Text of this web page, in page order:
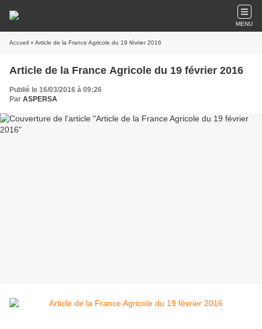
MENU
Accueil » Article de la France Agricole du 19 février 2016
Article de la France Agricole du 19 février 2016
Publié le 16/03/2016 à 09:26
Par ASPERSA